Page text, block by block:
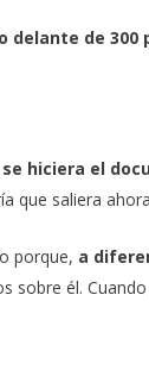
delante de 300
hiciera el
que saliera
porque, a
sobre él.